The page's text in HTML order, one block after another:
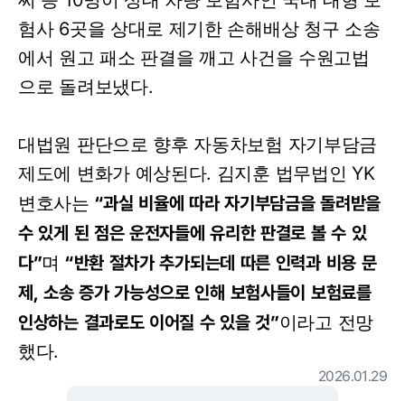
험사 6곳을 상대로 제기한 손해배상 청구 소송
에서 원고 패소 판결을 깨고 사건을 수원고법
으로 돌려보냈다.
대법원 판단으로 향후 자동차보험 자기부담금
제도에 변화가 예상된다. 김지훈 법무법인YK
변호사는 “과실 비율에 따라 자기부담금을 돌려받을
수 있게 된 점은 운전자들에 유리한 판결로 볼 수 있
다”며 “반환 절차가 추가되는데 따른 인력과 비용 문
제, 소송 증가 가능성으로 인해 보험사들이 보험료를
인상하는 결과로도 이어질 수 있을 것”이라고 전망
했다.
2026.01.29